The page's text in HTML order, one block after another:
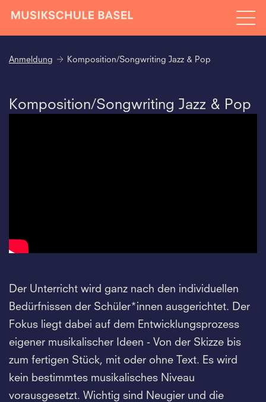
Anmeldung Komposition/Songwriting Jazz & Pop
Komposition/Songwriting Jazz & Pop
Der Unterricht wird ganz nach den individuellen
Bedürfnissen der Schüler*innen ausgerichtet. Der
Fokus liegt dabei auf dem Entwicklungsprozess
eigener musikalischer Ideen - Von der Skizze bis
zum fertigen Stück, mit oder ohne Text. Es wird
kein bestimmtes musikalisches Niveau
vorausgesetzt. Wichtig sind Neugier und die